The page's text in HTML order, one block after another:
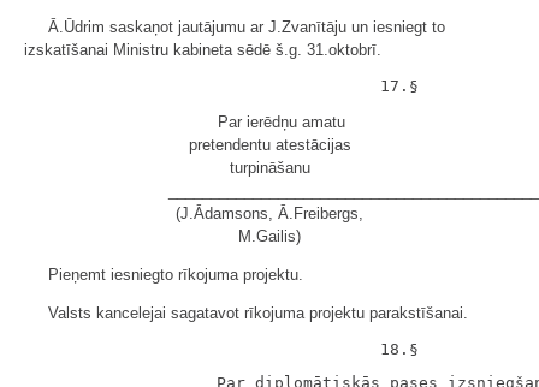
Ā.Ūdrim saskaņot jautājumu ar J.Zvanītāju un iesniegt to
izskatīšanai Ministru kabineta sēdē š.g. 31.oktobrī.
Par ierēdņu amatu
pretendentu atestācijas
turpināšanu
(J.Ādamsons, Ā.Freibergs,
M.Gailis)
Pieņemt iesniegto rīkojuma projektu.
Valsts kancelejai sagatavot rīkojuma projektu parakstīšanai.
Par diplomātiskās pases